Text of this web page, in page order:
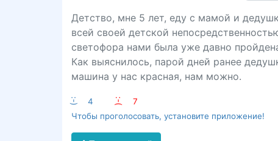
Детство, мне 5 лет, еду с мамой и
всей своей детской
светофора нами была уже давно
Как выяснилось, парой дней ранее
машина у нас красная, нам можно.
:-) 4 :-(
7
Чтобы проголосовать, установите приложение!